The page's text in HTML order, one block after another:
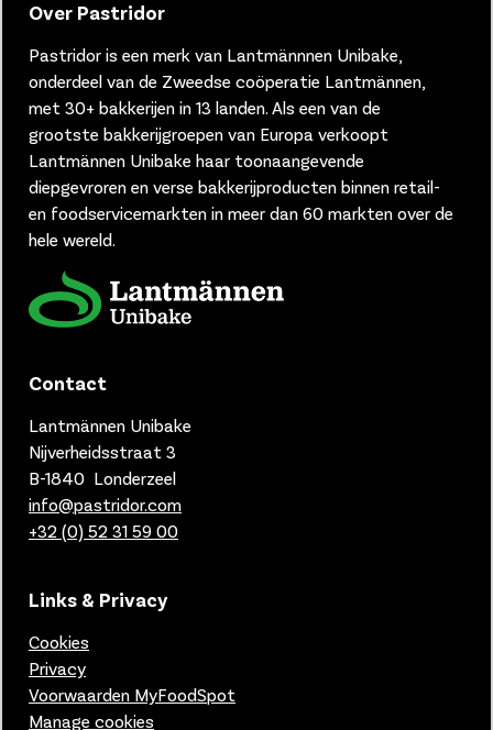
Over Pastridor
Pastridor is een merk van Lantmännnen Unibake,
onderdeel van de Zweedse coöperatie Lantmännen,
met 30+ bakkerijen in 13 landen. Als een van de
grootste bakkerijgroepen van Europa verkoopt
Lantmännen Unibake haar toonaangevende
diepgevroren en verse bakkerijproducten binnen retail-
en foodservicemarkten in meer dan 60 markten over de
hele wereld.
Contact
Lantmännen Unibake
Nijverheidsstraat 3
B-1840 Londerzeel
info@pastridor.com
+32 (0) 52 31 59 00
Links & Privacy
Cookies
Privacy
Voorwaarden MyFoodSpot
Manage cookies